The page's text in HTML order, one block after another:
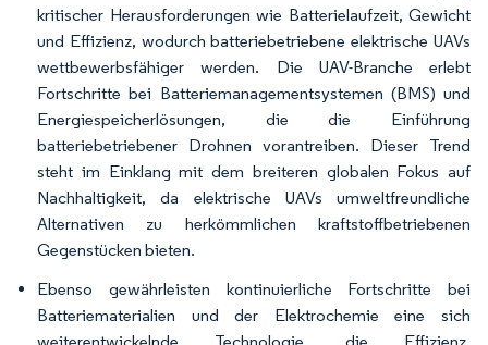
kritischer Herausforderungen wie Batterielaufzeit, Gewicht
und Effizienz, wodurch batteriebetriebene elektrische UAVs
wettbewerbsfähiger werden. Die UAV-Branche erlebt
Fortschritte bei Batteriemanagementsystemen (BMS) und
Energiespeicherlösungen, die die Einführung
batteriebetriebener Drohnen vorantreiben. Dieser Trend
steht im Einklang mit dem breiteren globalen Fokus auf
Nachhaltigkeit, da elektrische UAVs umweltfreundliche
Alternativen zu herkömmlichen kraftstoffbetriebenen
Gegenstücken bieten.
Ebenso gewährleisten kontinuierliche Fortschritte bei
Batteriematerialien und der Elektrochemie eine sich